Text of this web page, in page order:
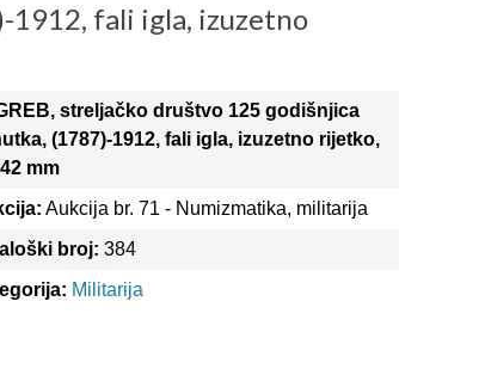
1912, fali igla, izuzetno
streljačko društvo 125 godišnjica
(1787)-1912, fali igla, izuzetno rijetko,
mm
Aukcija br. 71 - Numizmatika, militarija
broj: 384
Militarija